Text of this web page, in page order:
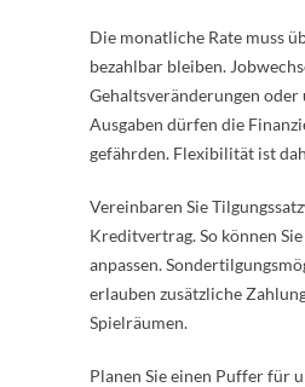
Die monatliche Rate muss
bezahlbar bleiben.
Gehaltsveränderungen
Ausgaben dürfen die
gefährden. Flexibilität ist
Vereinbaren Sie
Kreditvertrag. So können
anpassen.
erlauben zusätzliche
Spielräumen.
Planen Sie einen Puffer für